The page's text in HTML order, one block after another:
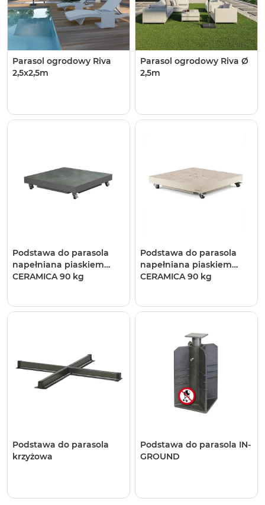
Parasol ogrodowy ​​​​​​Riva
2,5x2,5m
Parasol ogrodowy ​​​​​​Riva Ø
2,5m
Podstawa do parasola
napełniana piaskiem
CERAMICA 90 kg
Podstawa do parasola
napełniana piaskiem
CERAMICA 90 kg
Podstawa do parasola
krzyżowa
Podstawa do parasola IN-
GROUND